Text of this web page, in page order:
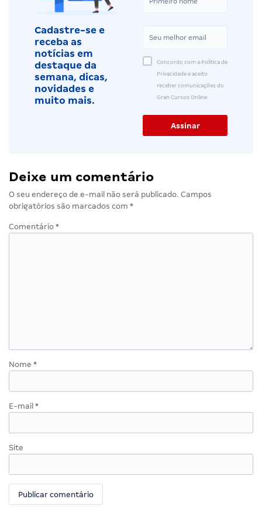
Cadastre-se e
receba as
notícias em
destaque da
semana, dicas,
novidades e
muito mais.
Concordo com a Política de
Privacidade e aceito
receber comunicações do
Gran Cursos Online.
Deixe um comentário
O seu endereço de e-mail não será publicado. Campos
obrigatórios são marcados com *
Comentário *
Nome *
E-mail *
Site